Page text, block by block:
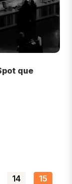
que
14 15